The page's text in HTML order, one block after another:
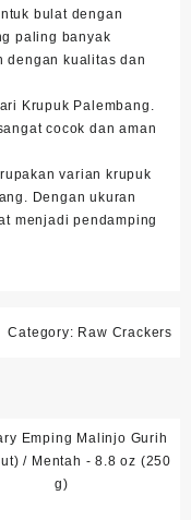
bulat dengan
paling banyak
dengan kualitas dan
Krupuk Palembang.
cocok dan aman
varian krupuk
Dengan ukuran
menjadi pendamping
Category: Raw Crackers